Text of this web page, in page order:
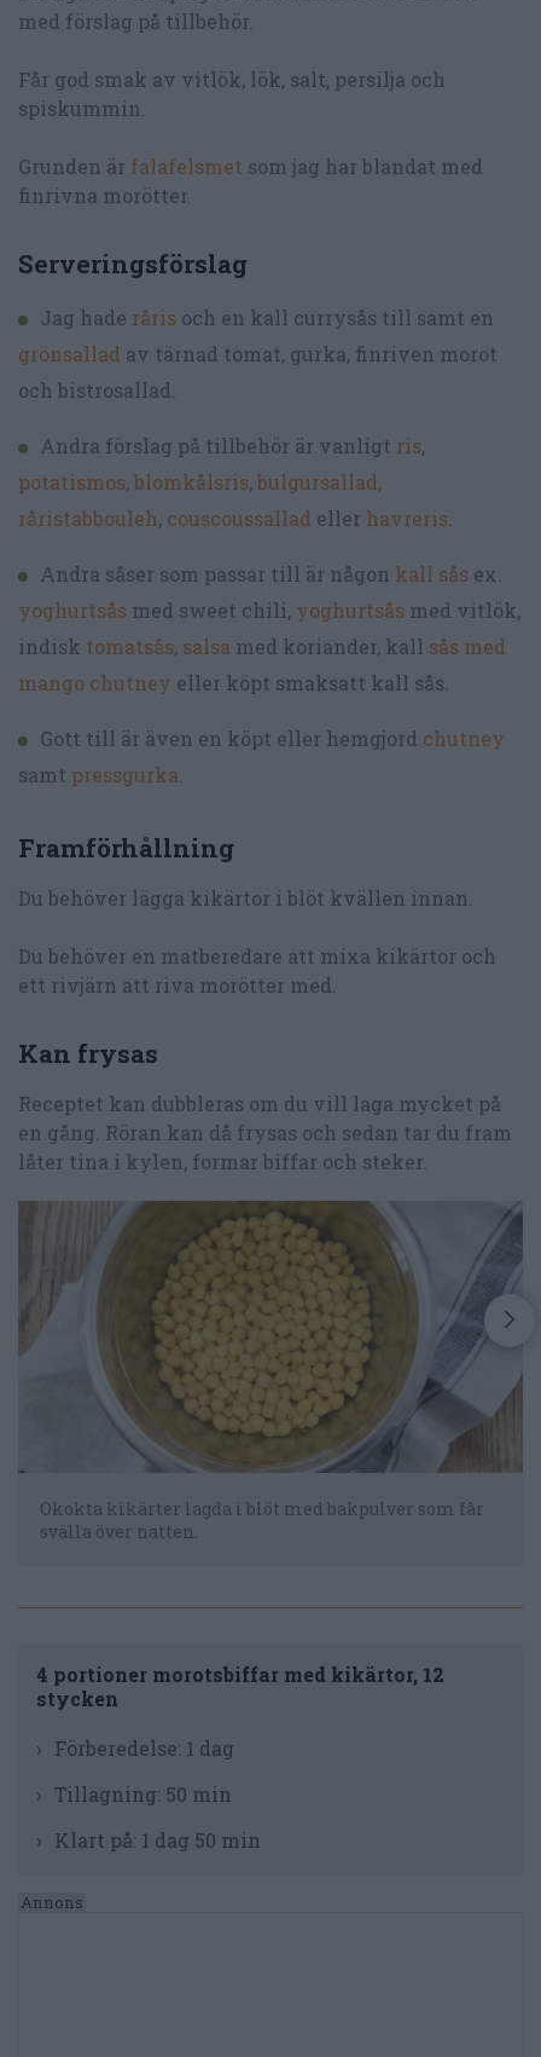
med förslag på tillbehör.
Får god smak av vitlök, lök, salt, persilja och
spiskummin.
Grunden är falafelsmet som jag har blandat med
finrivna morötter.
Serveringsförslag
Jag hade råris och en kall currysås till samt en
grönsallad av tärnad tomat, gurka, finriven morot
och bistrosallad.
Andra förslag på tillbehör är vanligt ris,
potatismos, blomkålsris, bulgursallad,
råristabbouleh, couscoussallad eller havreris.
Andra såser som passar till är någon kall sås ex.
yoghurtsås med sweet chili, yoghurtsås med vitlök,
indisk tomatsås, salsa med koriander, kall sås med
mango chutney eller köpt smaksatt kall sås.
Gott till är även en köpt eller hemgjord chutney
samt pressgurka.
Framförhållning
Du behöver lägga kikärtor i blöt kvällen innan.
Du behöver en matberedare att mixa kikärtor och
ett rivjärn att riva morötter med.
Kan frysas
Receptet kan dubbleras om du vill laga mycket på
en gång. Röran kan då frysas och sedan tar du fram
låter tina i kylen, formar biffar och steker.
Okokta kikärter lagda i blöt med bakpulver som får
svälla över natten.
4 portioner morotsbiffar med kikärtor, 12
stycken
Förberedelse: 1 dag
Tillagning: 50 min
Klart på: 1 dag 50 min